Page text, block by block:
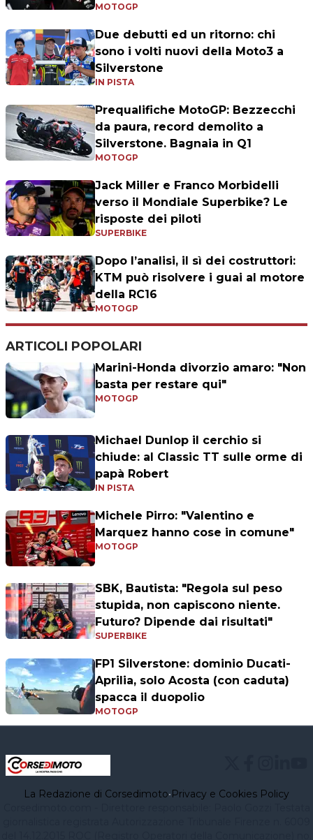
MOTOGP
Due debutti ed un ritorno: chi
sono i volti nuovi della Moto3 a
Silverstone
IN PISTA
Prequalifiche MotoGP: Bezzecchi
da paura, record demolito a
Silverstone. Bagnaia in Q1
MOTOGP
Jack Miller e Franco Morbidelli
verso il Mondiale Superbike? Le
risposte dei piloti
SUPERBIKE
Dopo l’analisi, il sì dei costruttori:
KTM può risolvere i guai al motore
della RC16
MOTOGP
ARTICOLI POPOLARI
Marini-Honda divorzio amaro: "Non
basta per restare qui"
MOTOGP
Michael Dunlop il cerchio si
chiude: al Classic TT sulle orme di
papà Robert
IN PISTA
Michele Pirro: "Valentino e
Marquez hanno cose in comune"
MOTOGP
SBK, Bautista: "Regola sul peso
stupida, non capiscono niente.
Futuro? Dipende dai risultati"
SUPERBIKE
FP1 Silverstone: dominio Ducati-
Aprilia, solo Acosta (con caduta)
spacca il duopolio
MOTOGP
La Redazione di Corsedimoto•Privacy e Cookies Policy